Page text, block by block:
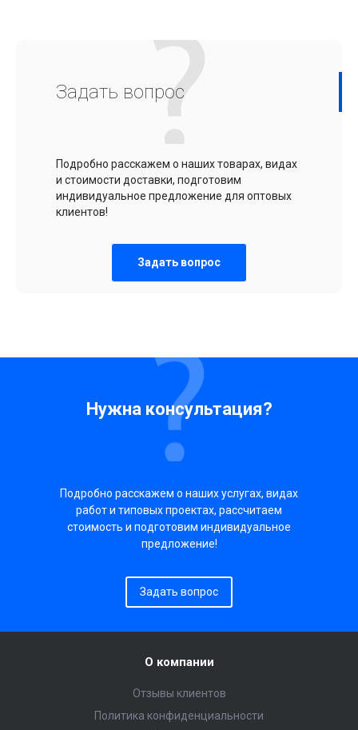
Задать вопрос
Подробно расскажем о наших товарах, видах
и стоимости доставки, подготовим
индивидуальное предложение для оптовых
клиентов!
Задать вопрос
Нужна консультация?
Подробно расскажем о наших услугах, видах
работ и типовых проектах, рассчитаем
стоимость и подготовим индивидуальное
предложение!
Задать вопрос
О компании
Отзывы клиентов
Политика конфиденциальности